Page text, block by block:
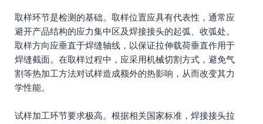
取样环节是检测的基础。取样位置应具有代表性，通常应
避开产品结构的应力集中区及焊接接头的起弧、收弧处。
取样方向应垂直于焊缝轴线，以保证拉伸载荷垂直作用于
焊缝截面。在取样过程中，应采用机械切割方式，避免气
割等热加工方法对试样造成额外的热影响，从而改变其力
学性能。
试样加工环节要求极高。根据相关国家标准，焊接接头拉